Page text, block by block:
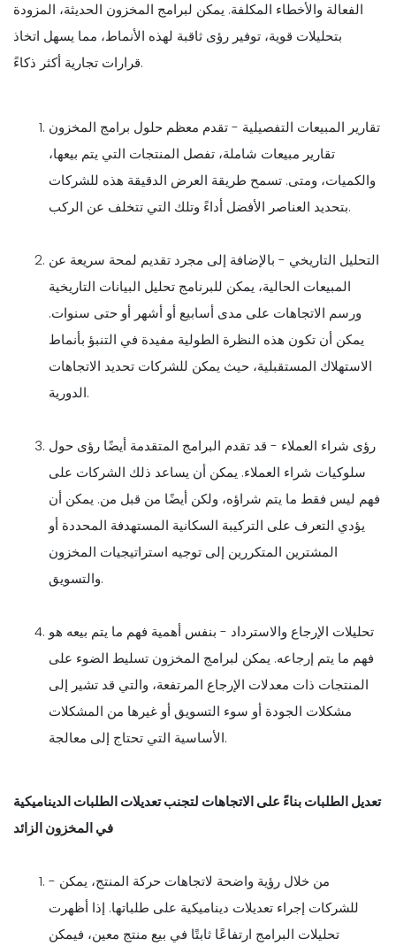
الفعالة والأخطاء المكلفة. يمكن لبرامج المخزون الحديثة، المزودة
بتحليلات قوية، توفير رؤى ثاقبة لهذه الأنماط، مما يسهل اتخاذ
قرارات تجارية أكثر ذكاءً.
تقارير المبيعات التفصيلية - تقدم معظم حلول برامج المخزون
تقارير مبيعات شاملة، تفصل المنتجات التي يتم بيعها،
والكميات، ومتى. تسمح طريقة العرض الدقيقة هذه للشركات
بتحديد العناصر الأفضل أداءً وتلك التي تتخلف عن الركب.
التحليل التاريخي - بالإضافة إلى مجرد تقديم لمحة سريعة عن
المبيعات الحالية، يمكن للبرنامج تحليل البيانات التاريخية
ورسم الاتجاهات على مدى أسابيع أو أشهر أو حتى سنوات.
يمكن أن تكون هذه النظرة الطولية مفيدة في التنبؤ بأنماط
الاستهلاك المستقبلية، حيث يمكن للشركات تحديد الاتجاهات
الدورية.
رؤى شراء العملاء - قد تقدم البرامج المتقدمة أيضًا رؤى حول
سلوكيات شراء العملاء. يمكن أن يساعد ذلك الشركات على
فهم ليس فقط ما يتم شراؤه، ولكن أيضًا من قبل من. يمكن أن
يؤدي التعرف على التركيبة السكانية المستهدفة المحددة أو
المشترين المتكررين إلى توجيه استراتيجيات المخزون
والتسويق.
تحليلات الإرجاع والاسترداد - بنفس أهمية فهم ما يتم بيعه هو
فهم ما يتم إرجاعه. يمكن لبرامج المخزون تسليط الضوء على
المنتجات ذات معدلات الإرجاع المرتفعة، والتي قد تشير إلى
مشكلات الجودة أو سوء التسويق أو غيرها من المشكلات
الأساسية التي تحتاج إلى معالجة.
تعديل الطلبات بناءً على الاتجاهات لتجنب تعديلات الطلبات الديناميكية
في المخزون الزائد
- من خلال رؤية واضحة لاتجاهات حركة المنتج، يمكن
للشركات إجراء تعديلات ديناميكية على طلباتها. إذا أظهرت
تحليلات البرامج ارتفاعًا ثابتًا في بيع منتج معين، فيمكن